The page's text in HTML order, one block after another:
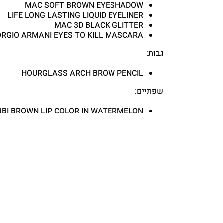
MAC SOFT BROWN EYESHADOW
LIFE LONG LASTING LIQUID EYELINER
MAC 3D BLACK GLITTER
ARMANI EYES TO KILL MASCARA
גבות:
HOURGLASS ARCH BROW PENCIL
שפתיים:
BROWN LIP COLOR IN WATERMELON